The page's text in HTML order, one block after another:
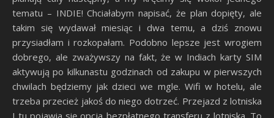
tematu – INDIE! Chciałabym napisać, że plan dopięty, ale
takim się wydawał miesiąc i dwa temu, a dziś znowu
przysiadłam i rozkopałam. Podobno lepsze jest wrogiem
dobrego, ale zważywszy na fakt, że w Indiach karty SIM
aktywują po kilkunastu godzinach od zakupu w pierwszych
chwilach będziemy jak dzieci we mgle. Wifi w hotelu, ale
trzeba przecież jakoś do niego dotrzeć. Przejazd z lotniska